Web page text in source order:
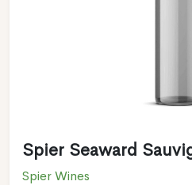
Spier Seaward
Spier Wines